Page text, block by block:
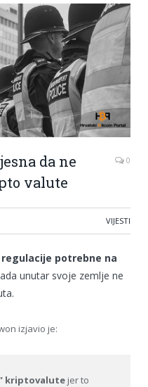
da ne
valute
0
VIJESTI
regulacije potrebne na
unutar svoje zemlje ne
izjavio je:
kriptovalute jer to